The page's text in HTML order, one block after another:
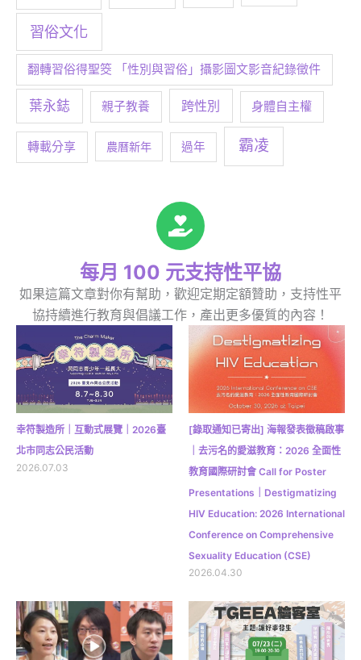
習俗文化
翻轉習俗得聖筊 「性別與習俗」攝影圖文影音紀錄徵件
葉永鋕 親子教養 跨性別 身體自主權
轉載分享 農曆新年 過年 霸凌
每月 100 元支持性平協
如果這篇文章對你有幫助，歡迎定期定額贊助，支持性平
協持續進行教育與倡議工作，產出更多優質的內容！
幸符製造所｜互動式展覽｜2026臺
北市同志公民活動
2026.07.03
[錄取通知已寄出] 海報發表徵稿啟事
｜去污名的愛滋教育：2026 全面性
教育國際研討會 Call for Poster
Presentations｜Destigmatizing
HIV Education: 2026 International
Conference on Comprehensive
Sexuality Education (CSE)
2026.04.30